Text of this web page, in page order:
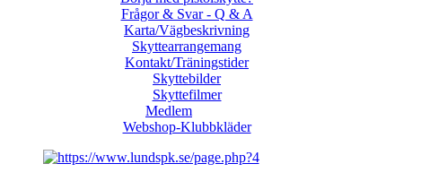
Frågor & Svar - Q & A
Karta/Vägbeskrivning
Skyttearrangemang
Kontakt/Träningstider
Skyttebilder
Skyttefilmer
Medlem
Webshop-Klubbkläder